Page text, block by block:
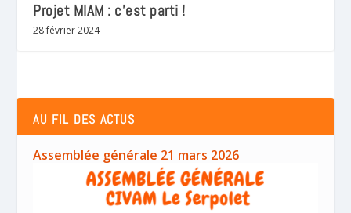
Projet MIAM : c’est parti !
28 février 2024
AU FIL DES ACTUS
Assemblée générale 21 mars 2026